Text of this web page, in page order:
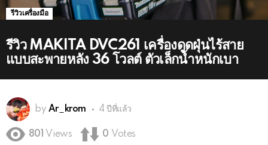
รีวิวเครื่องมือ
รีวิว MAKITA DVC261 เครื่องดูดฝุ่นไร้สาย
แบบสะพายหลัง 36 โวลต์ ตัวเล็กน้ำหนักเบา
by Ar_krom 4 ปีที่แล้ว
801 Views 0 Votes